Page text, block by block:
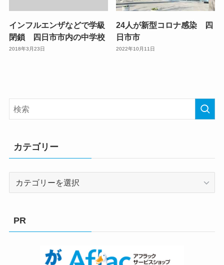
インフルエンザなどで学級
閉鎖 四日市市内の中学校
2018年3月23日
24人が新型コロナ感染 四
日市市
2022年10月11日
カテゴリー
PR